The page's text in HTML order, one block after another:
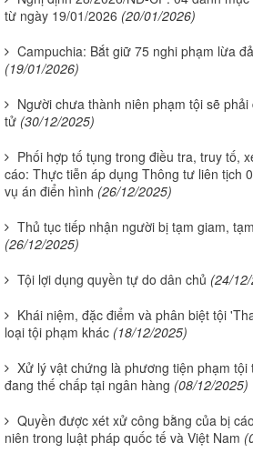
từ ngày 19/01/2026 (20/01/2026)
Campuchia: Bắt giữ 75 nghi phạm lừa
(19/01/2026)
Người chưa thành niên phạm tội sẽ
tử (30/12/2025)
Phối hợp tố tụng trong điều tra, truy tố,
cáo: Thực tiễn áp dụng Thông tư liên tịch
vụ án điển hình (26/12/2025)
Thủ tục tiếp nhận người bị tạm giam,
(26/12/2025)
Tội lợi dụng quyền tự do dân chủ (24/
Khái niệm, đặc điểm và phân biệt tội
loại tội phạm khác (18/12/2025)
Xử lý vật chứng là phương tiện phạm
đang thế chấp tại ngân hàng (08/12/2025)
Quyền được xét xử công bằng của bị
niên trong luật pháp quốc tế và Việt Nam